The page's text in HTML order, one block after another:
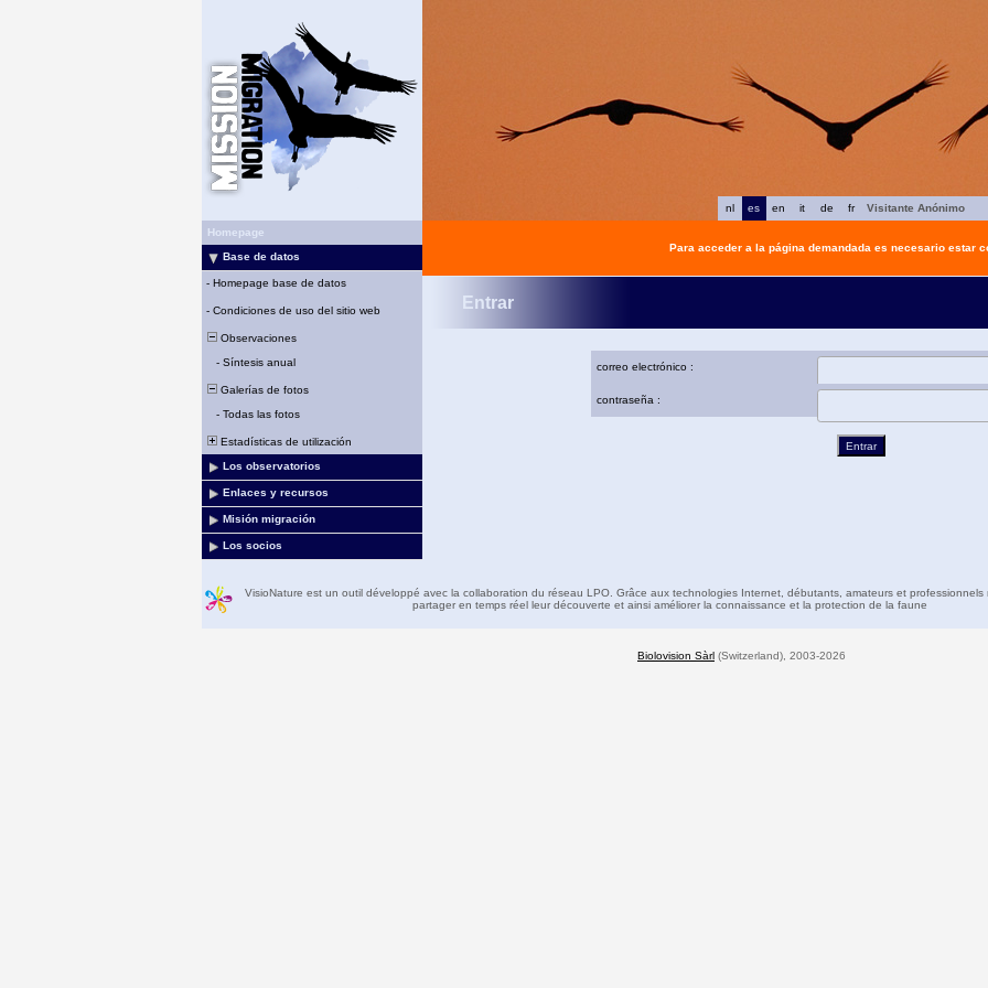
fr
de
it
en
es
nl
Visitante Anónimo
Homepage
Base de datos
- Homepage base de datos
- Condiciones de uso del sitio web
Observaciones
- Síntesis anual
Galerías de fotos
- Todas las fotos
Estadísticas de utilización
Los observatorios
Enlaces y recursos
Misión migración
Los socios
Para acceder a la página demandada es necesario estar
Entrar
correo electrónico :
contraseña :
VisioNature est un outil développé avec la collaboration du réseau LPO. Grâce aux technologies Internet, débutants, amateurs et professionnels
partager en temps réel leur découverte et ainsi améliorer la connaissance et la protection de la faune
Biolovision Sàrl (Switzerland), 2003-2026